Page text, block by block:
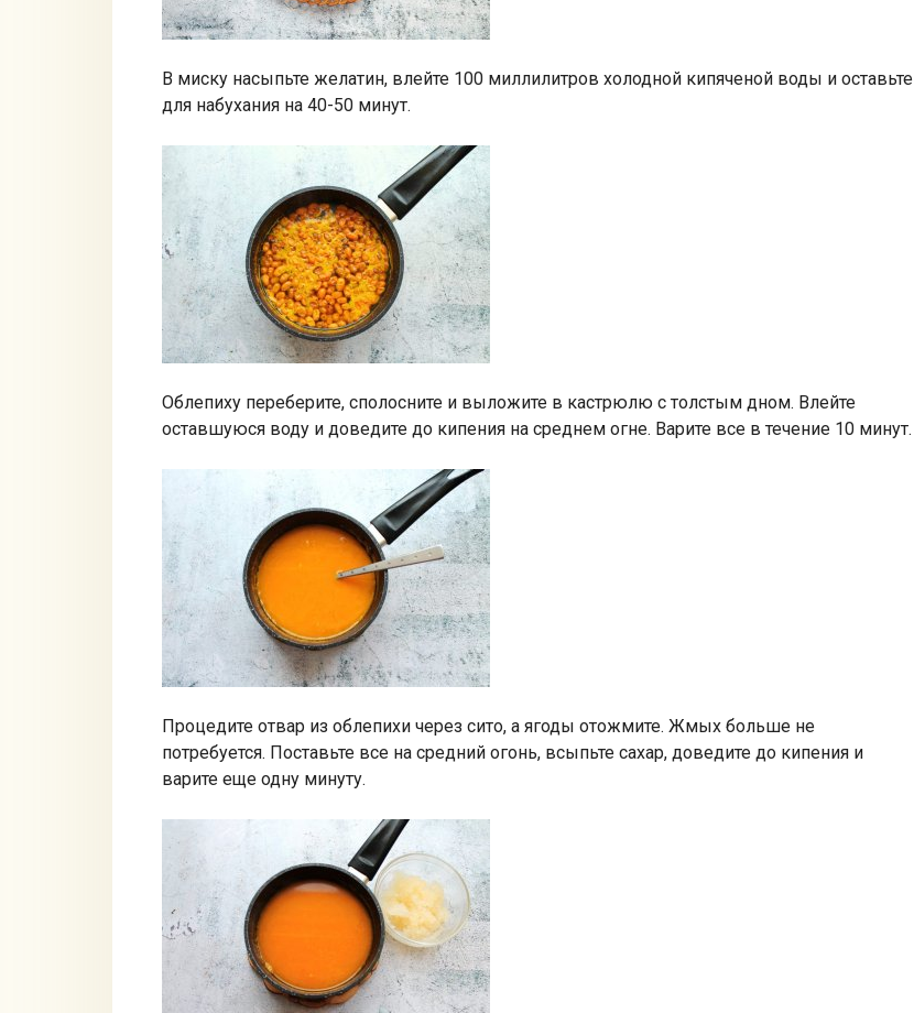
В миску насыпьте желатин, влейте 100 миллилитров холодной кипяченой воды и оставьте
для набухания на 40-50 минут.
Облепиху переберите, сполосните и выложите в кастрюлю с толстым дном. Влейте
оставшуюся воду и доведите до кипения на среднем огне. Варите все в течение 10 минут.
Процедите отвар из облепихи через сито, а ягоды отожмите. Жмых больше не
потребуется. Поставьте все на средний огонь, всыпьте сахар, доведите до кипения и
варите еще одну минуту.